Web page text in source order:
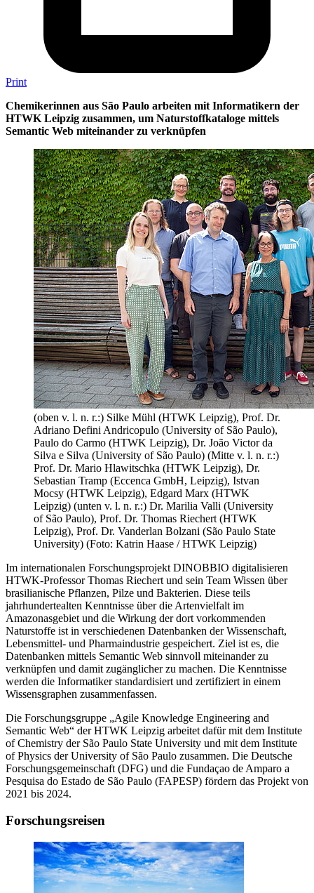
Print
Chemikerinnen aus São Paulo arbeiten mit Informatikern der
HTWK Leipzig zusammen, um Naturstoffkataloge mittels
Semantic Web miteinander zu verknüpfen
(oben v. l. n. r.:) Silke Mühl (HTWK Leipzig), Prof. Dr.
Adriano Defini Andricopulo (University of São Paulo),
Paulo do Carmo (HTWK Leipzig), Dr. João Victor da
Silva e Silva (University of São Paulo) (Mitte v. l. n. r.:)
Prof. Dr. Mario Hlawitschka (HTWK Leipzig), Dr.
Sebastian Tramp (Eccenca GmbH, Leipzig), Istvan
Mocsy (HTWK Leipzig), Edgard Marx (HTWK
Leipzig) (unten v. l. n. r.:) Dr. Marilia Valli (University
of São Paulo), Prof. Dr. Thomas Riechert (HTWK
Leipzig), Prof. Dr. Vanderlan Bolzani (São Paulo State
University) (Foto: Katrin Haase / HTWK Leipzig)
Im internationalen Forschungsprojekt DINOBBIO digitalisieren
HTWK-Professor Thomas Riechert und sein Team Wissen über
brasilianische Pflanzen, Pilze und Bakterien. Diese teils
jahrhundertealten Kenntnisse über die Artenvielfalt im
Amazonasgebiet und die Wirkung der dort vorkommenden
Naturstoffe ist in verschiedenen Datenbanken der Wissenschaft,
Lebensmittel- und Pharmaindustrie gespeichert. Ziel ist es, die
Datenbanken mittels Semantic Web sinnvoll miteinander zu
verknüpfen und damit zugänglicher zu machen. Die Kenntnisse
werden die Informatiker standardisiert und zertifiziert in einem
Wissensgraphen zusammenfassen.
Die Forschungsgruppe „Agile Knowledge Engineering and
Semantic Web“ der HTWK Leipzig arbeitet dafür mit dem Institute
of Chemistry der São Paulo State University und mit dem Institute
of Physics der University of São Paulo zusammen. Die Deutsche
Forschungsgemeinschaft (DFG) und die Fundaçao de Amparo a
Pesquisa do Estado de São Paulo (FAPESP) fördern das Projekt von
2021 bis 2024.
Forschungsreisen